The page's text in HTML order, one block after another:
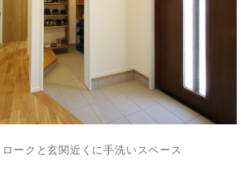
ークと玄関近くに手洗いスペース